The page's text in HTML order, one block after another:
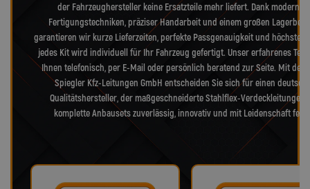
der Fahrzeughersteller keine Ersatzteile mehr liefert. Dank
Fertigungstechniken, präziser Handarbeit und einem großen
garantieren wir kurze Lieferzeiten, perfekte Passgenauigkeit und höchste
jedes Kit wird individuell für Ihr Fahrzeug gefertigt. Unser erfahrenes
Ihnen telefonisch, per E-Mail oder persönlich beratend zur Seite. Mit der
Spiegler Kfz-Leitungen GmbH entscheiden Sie sich für einen
Qualitätshersteller, der maßgeschneiderte Stahlflex-Verdeckleitungen
komplette Anbausets zuverlässig, innovativ und mit Leidenschaft